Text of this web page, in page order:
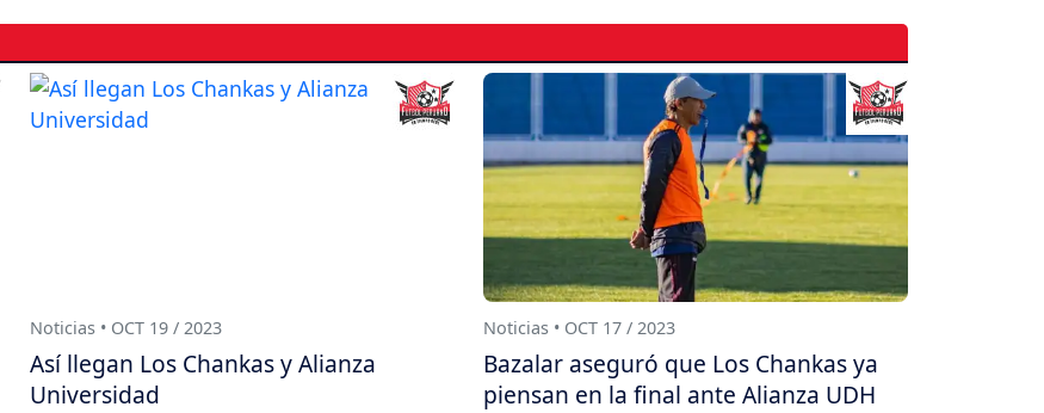
Noticias • OCT 19 / 2023
Así llegan Los Chankas y Alianza
Universidad
Noticias • OCT 17 / 2023
Bazalar aseguró que Los Chankas ya
piensan en la final ante Alianza UDH